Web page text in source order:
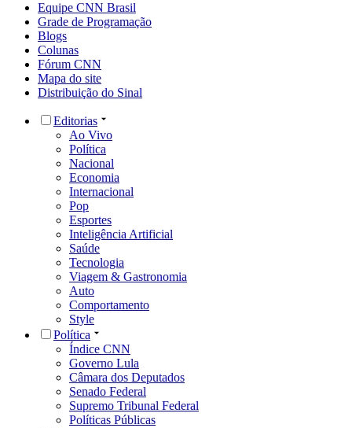
Equipe CNN Brasil
Grade de Programação
Blogs
Colunas
Fórum CNN
Mapa do site
Distribuição do Sinal
Editorias
Ao Vivo
Política
Nacional
Economia
Internacional
Pop
Esportes
Inteligência Artificial
Saúde
Tecnologia
Viagem & Gastronomia
Auto
Comportamento
Style
Política
Índice CNN
Governo Lula
Câmara dos Deputados
Senado Federal
Supremo Tribunal Federal
Políticas Públicas